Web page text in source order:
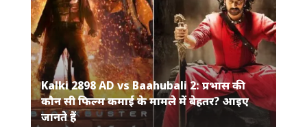
Kalki 2898 AD vs Baahubali 2: प्रभास की
कौन सी फिल्म कमाई के मामले में बेहतर? आइए
जानते हैं